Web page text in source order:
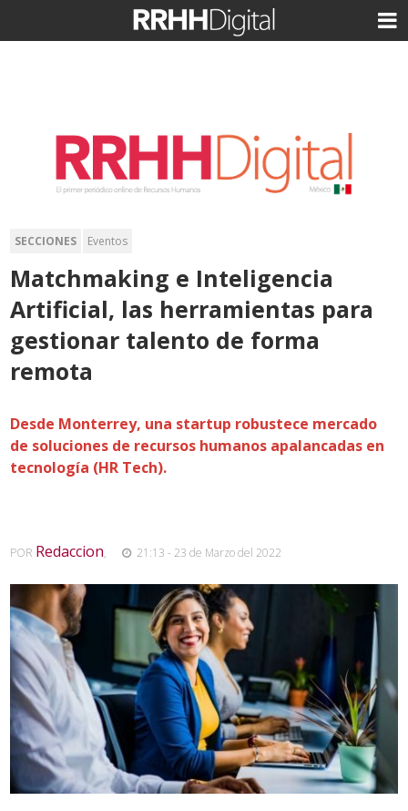
SECCIONES Eventos
Matchmaking e Inteligencia
Artificial, las herramientas para
gestionar talento de forma
remota
Desde Monterrey, una startup robustece mercado
de soluciones de recursos humanos apalancadas en
tecnología (HR Tech).
POR Redaccion, 21:13 - 23 de Marzo del 2022